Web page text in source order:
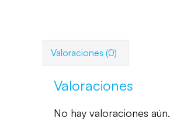
Valoraciones (0)
Valoraciones
No hay valoraciones aún.